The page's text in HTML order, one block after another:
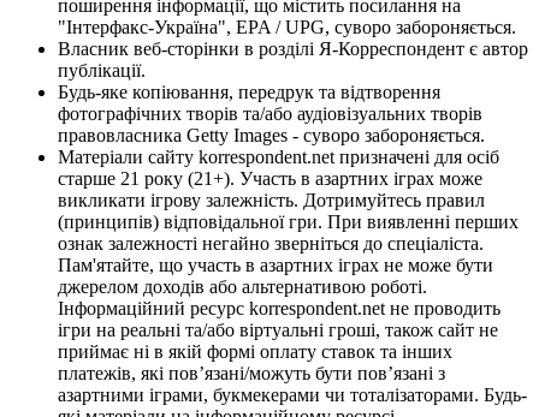
поширення інформації, що містить посилання на
"Інтерфакс-Україна", EPA / UPG, суворо забороняється.
Власник веб-сторінки в розділі Я-Корреспондент є автор
публікації.
Будь-яке копіювання, передрук та відтворення
фотографічних творів та/або аудіовізуальних творів
правовласника Getty Images - суворо забороняється.
Матеріали сайту korrespondent.net призначені для осіб
старше 21 року (21+). Участь в азартних іграх може
викликати ігрову залежність. Дотримуйтесь правил
(принципів) відповідальної гри. При виявленні перших
ознак залежності негайно зверніться до спеціаліста.
Пам'ятайте, що участь в азартних іграх не може бути
джерелом доходів або альтернативою роботі.
Інформаційний ресурс korrespondent.net не проводить
ігри на реальні та/або віртуальні гроші, також сайт не
приймає ні в якій формі оплату ставок та інших
платежів, які пов’язані/можуть бути пов’язані з
азартними іграми, букмекерами чи тоталізаторами. Будь-